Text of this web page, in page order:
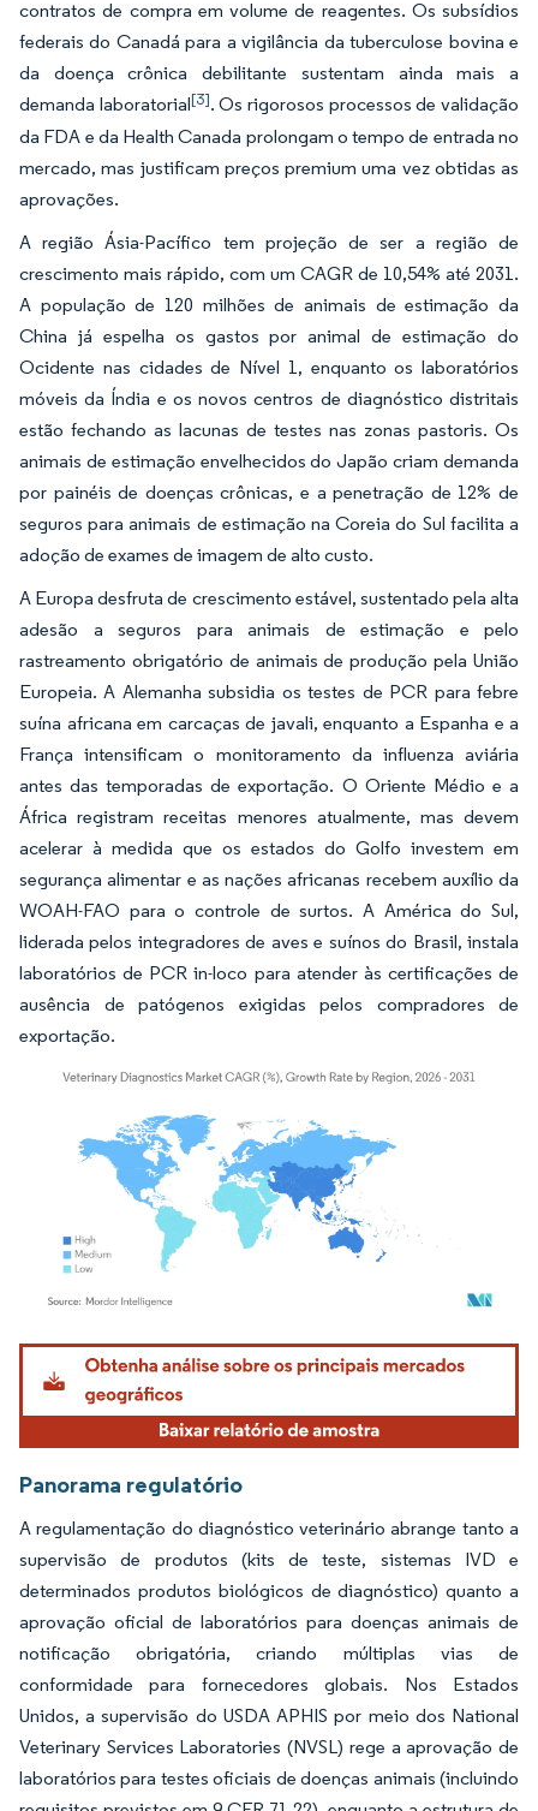
contratos de compra em volume de reagentes. Os subsídios
federais do Canadá para a vigilância da tuberculose bovina e
da doença crônica debilitante sustentam ainda mais a
demanda laboratorial[3]. Os rigorosos processos de validação
da FDA e da Health Canada prolongam o tempo de entrada no
mercado, mas justificam preços premium uma vez obtidas as
aprovações.
A região Ásia-Pacífico tem projeção de ser a região de
crescimento mais rápido, com um CAGR de 10,54% até 2031.
A população de 120 milhões de animais de estimação da
China já espelha os gastos por animal de estimação do
Ocidente nas cidades de Nível 1, enquanto os laboratórios
móveis da Índia e os novos centros de diagnóstico distritais
estão fechando as lacunas de testes nas zonas pastoris. Os
animais de estimação envelhecidos do Japão criam demanda
por painéis de doenças crônicas, e a penetração de 12% de
seguros para animais de estimação na Coreia do Sul facilita a
adoção de exames de imagem de alto custo.
A Europa desfruta de crescimento estável, sustentado pela alta
adesão a seguros para animais de estimação e pelo
rastreamento obrigatório de animais de produção pela União
Europeia. A Alemanha subsidia os testes de PCR para febre
suína africana em carcaças de javali, enquanto a Espanha e a
França intensificam o monitoramento da influenza aviária
antes das temporadas de exportação. O Oriente Médio e a
África registram receitas menores atualmente, mas devem
acelerar à medida que os estados do Golfo investem em
segurança alimentar e as nações africanas recebem auxílio da
WOAH-FAO para o controle de surtos. A América do Sul,
liderada pelos integradores de aves e suínos do Brasil, instala
laboratórios de PCR in-loco para atender às certificações de
ausência de patógenos exigidas pelos compradores de
exportação.
Imagem © Mordor Intelligence. O reuso requer atribuição conforme CC BY 4.0.
Panorama regulatório
A regulamentação do diagnóstico veterinário abrange tanto a
supervisão de produtos (kits de teste, sistemas IVD e
determinados produtos biológicos de diagnóstico) quanto a
aprovação oficial de laboratórios para doenças animais de
notificação obrigatória, criando múltiplas vias de
conformidade para fornecedores globais. Nos Estados
Unidos, a supervisão do USDA APHIS por meio dos National
Veterinary Services Laboratories (NVSL) rege a aprovação de
laboratórios para testes oficiais de doenças animais (incluindo